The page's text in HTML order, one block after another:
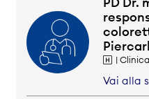
|
Vai alla